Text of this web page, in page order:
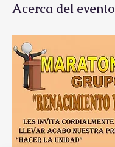
Acerca del evento